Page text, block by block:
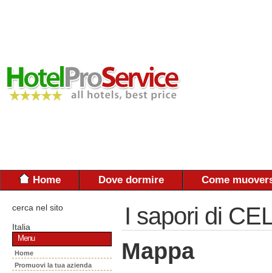
Home Dove dormire Come
cerca nel sito
Italia
Menu
Home
Promuovi la tua azienda
I sapori di
Mappa